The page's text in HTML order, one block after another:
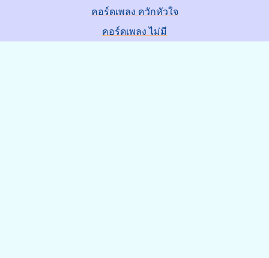
คอร์ดเพลง ควักหัวใจ
คอร์ดเพลง ไม่มี